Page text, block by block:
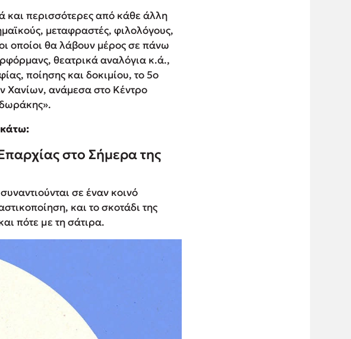
περισσότερες από κάθε άλλη
μεταφραστές, φιλολόγους,
οποίοι θα λάβουν μέρος σε πάνω
θεατρικά αναλόγια κ.ά.,
ποίησης και δοκιμίου, το 5ο
Χανίων, ανάμεσα στο Κέντρο
στο Σήµερα της
σε έναν κοινό
και το σκοτάδι της
πότε µε τη σάτιρα.